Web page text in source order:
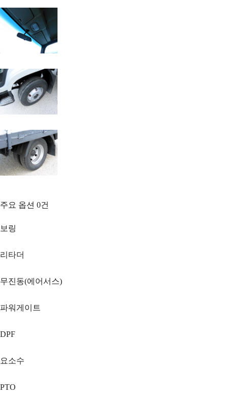
주요 옵션 0건
보링
리타더
무진동(에어서스)
파워게이트
DPF
요소수
PTO